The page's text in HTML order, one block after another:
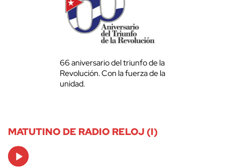
66 aniversario del triunfo de la
Revolución. Con la fuerza de la
unidad.
MATUTINO DE RADIO RELOJ (I)
Audio
Player